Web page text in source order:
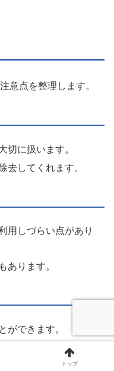
意点を整理します。
切に扱います。
去してくれます。
用しづらい点があり
あります。
ができます。
が魅力です。
トップ